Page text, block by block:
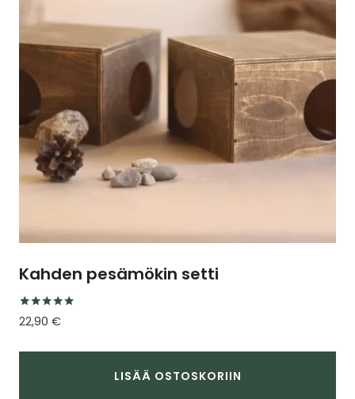
valinnat
tuotteen
sivulla.
Kahden pesämökin setti
Arvostelu
tuotteesta:
/ 5
22,90 €
LISÄÄ OSTOSKORIIN